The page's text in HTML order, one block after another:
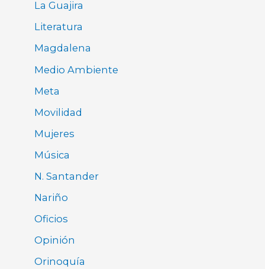
La Guajira
Literatura
Magdalena
Medio Ambiente
Meta
Movilidad
Mujeres
Música
N. Santander
Nariño
Oficios
Opinión
Orinoquía